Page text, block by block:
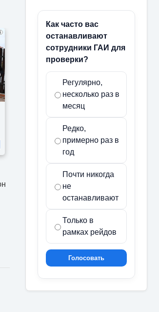
i
Как часто вас
останавливают
сотрудники ГАИ для
проверки?
Регулярно,
несколько раз в
месяц
Редко,
примерно раз в
год
Почти никогда
не
останавливают
Только в
рамках рейдов
Голосовать